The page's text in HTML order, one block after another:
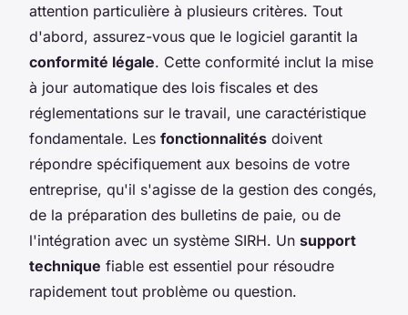
attention particulière à plusieurs critères. Tout
d'abord, assurez-vous que le logiciel garantit la
conformité légale. Cette conformité inclut la mise
à jour automatique des lois fiscales et des
réglementations sur le travail, une caractéristique
fondamentale. Les fonctionnalités doivent
répondre spécifiquement aux besoins de votre
entreprise, qu'il s'agisse de la gestion des congés,
de la préparation des bulletins de paie, ou de
l'intégration avec un système SIRH. Un support
technique fiable est essentiel pour résoudre
rapidement tout problème ou question.